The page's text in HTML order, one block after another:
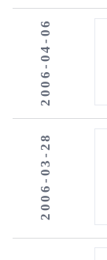
2006-04-06
2006-03-28